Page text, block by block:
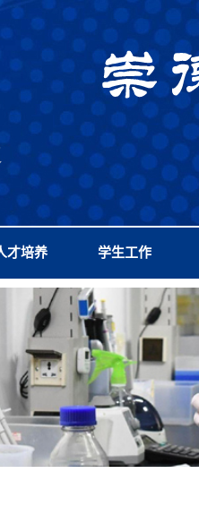
才培养 学生工作